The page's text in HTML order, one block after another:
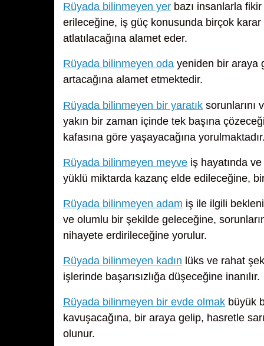
Rüyada bilinmeyen yer bazı insanlarla
erileceğine, iş güç konusunda birçok
atlatılacağına alamet eder.
Rüyada bilinmeyen oda yeniden bir araya
artacağına alamet etmektedir.
Rüyada bilinmeyen bir yaratık sorunlarını
yakın bir zaman içinde tek başına
kafasına göre yaşayacağına yorulmaktadır.
Rüyada bilinmeyen meyve iş hayatında
yüklü miktarda kazanç elde edileceğine,
Rüyada bilinmeyen adam iş ile ilgili
ve olumlu bir şekilde geleceğine,
nihayete erdirileceğine yorulur.
Rüyada bilinmeyen kadın lüks ve rahat
işlerinde başarısızlığa düşeceğine inanılır.
Rüyada bilinmeyen bir evde olmak büyük
kavuşacağına, bir araya gelip, hasretle
olunur.